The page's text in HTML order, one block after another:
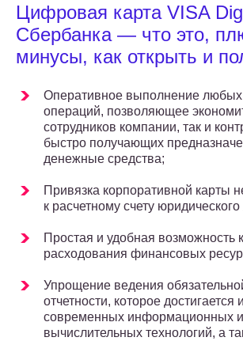
Цифровая карта VISA
Сбербанка — что это,
минусы, как открыть и
Оперативное выполнение
операций, позволяющее
сотрудников компании, так и
быстро получающих
денежные средства;
Привязка корпоративной карты
к расчетному счету
Простая и удобная возможность
расходования финансовых
Упрощение ведения
отчетности, которое достигается
современных информационных и
вычислительных технологий, а